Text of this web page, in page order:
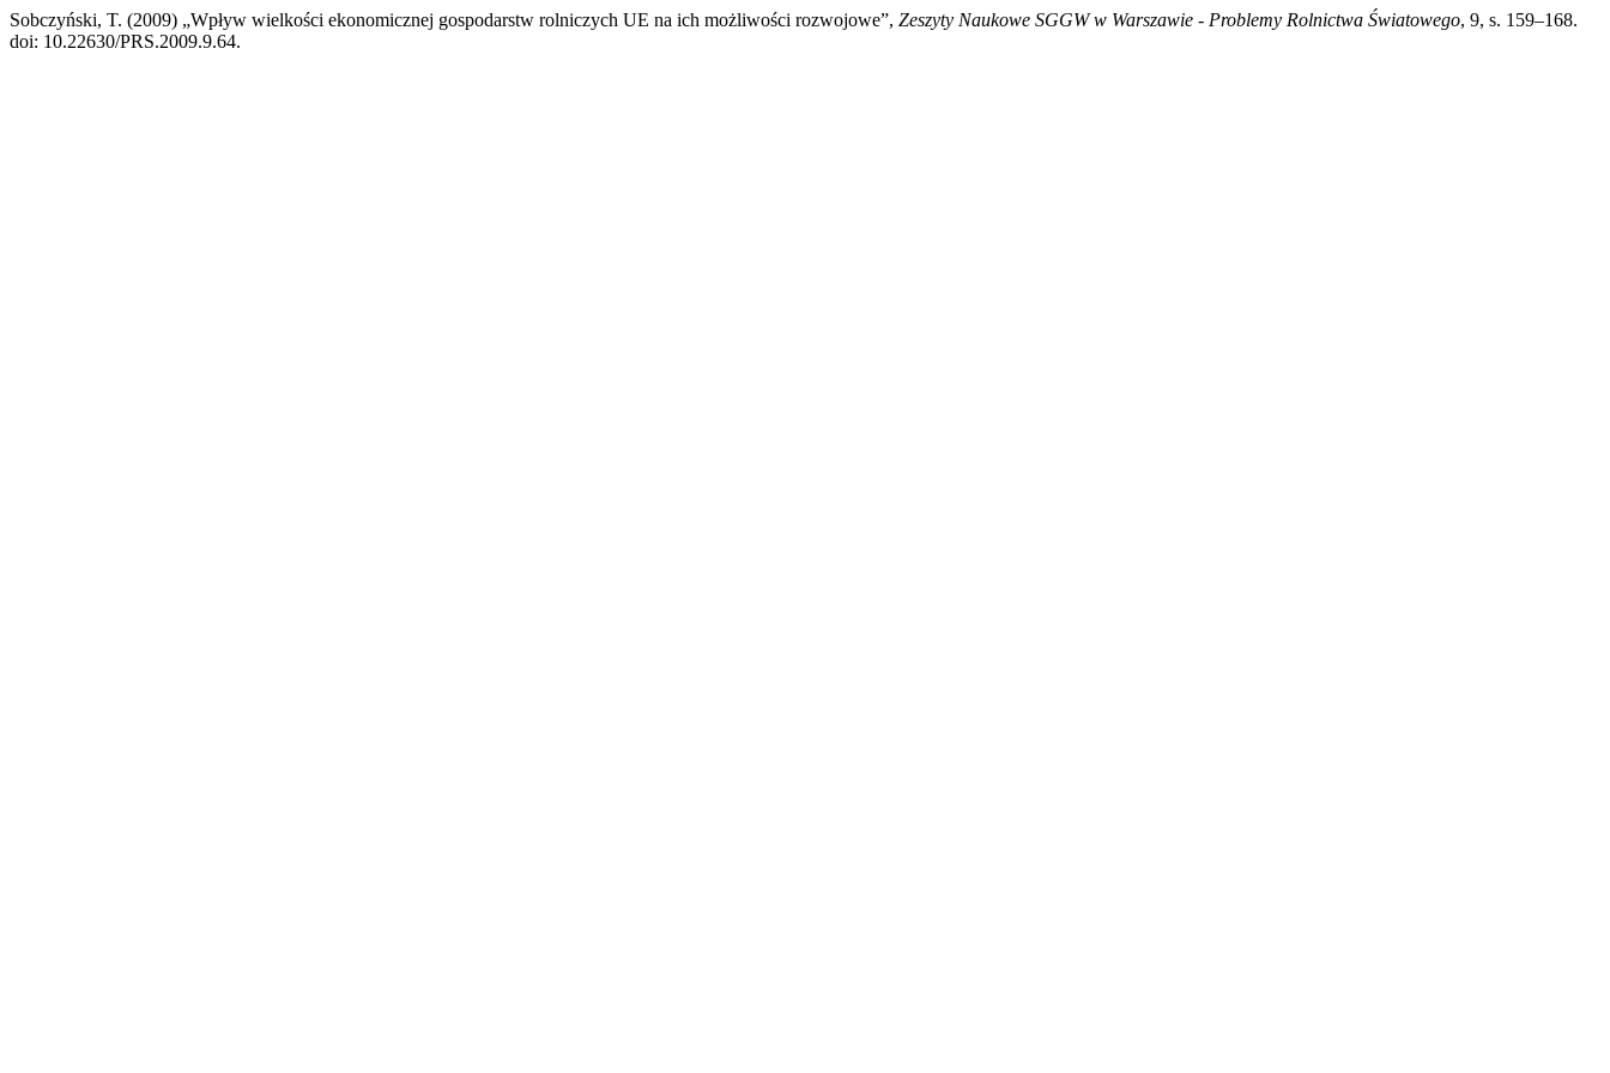
Sobczyński, T. (2009) „Wpływ wielkości ekonomicznej gospodarstw rolniczych UE na ich możliwości rozwojowe”, Zeszyty Naukowe SGGW w Warszawie - Problemy Rolnictwa Światowego, 9, s. 159–168.
doi: 10.22630/PRS.2009.9.64.